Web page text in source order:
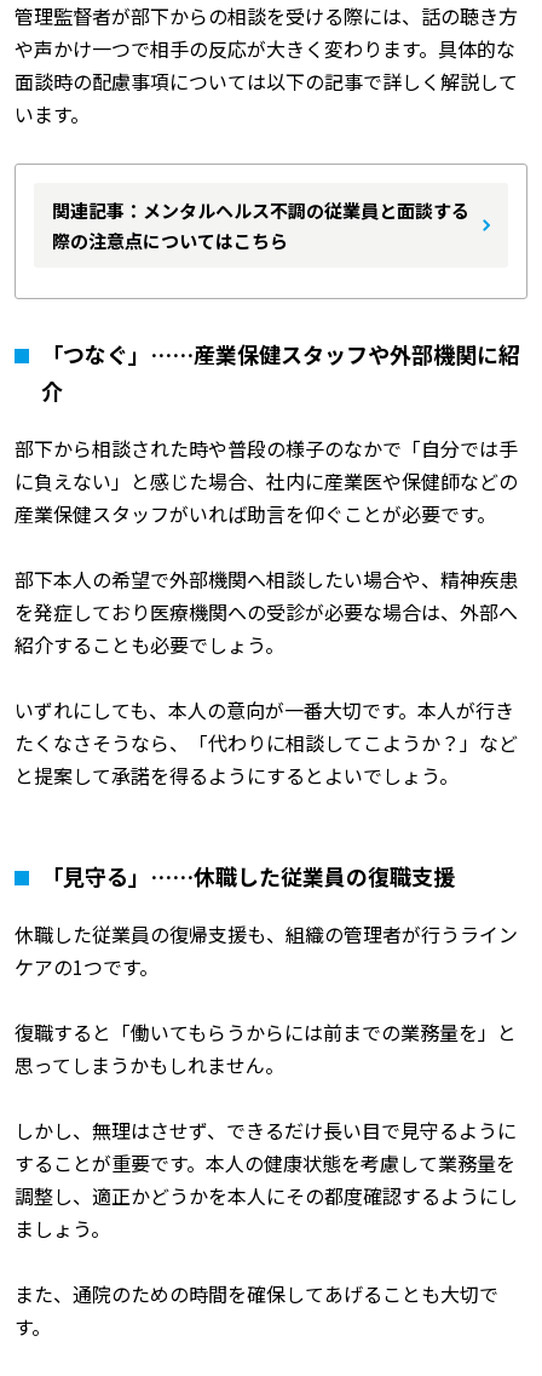
管理監督者が部下からの相談を受ける際には、話の聴き方
や声かけ一つで相手の反応が大きく変わります。具体的な
面談時の配慮事項については以下の記事で詳しく解説して
います。
関連記事：メンタルヘルス不調の従業員と面談する
際の注意点についてはこちら
「つなぐ」……産業保健スタッフや外部機関に紹
介
部下から相談された時や普段の様子のなかで「自分では手
に負えない」と感じた場合、社内に産業医や保健師などの
産業保健スタッフがいれば助言を仰ぐことが必要です。
部下本人の希望で外部機関へ相談したい場合や、精神疾患
を発症しており医療機関への受診が必要な場合は、外部へ
紹介することも必要でしょう。
いずれにしても、本人の意向が一番大切です。本人が行き
たくなさそうなら、「代わりに相談してこようか？」など
と提案して承諾を得るようにするとよいでしょう。
「見守る」……休職した従業員の復職支援
休職した従業員の復帰支援も、組織の管理者が行うライン
ケアの1つです。
復職すると「働いてもらうからには前までの業務量を」と
思ってしまうかもしれません。
しかし、無理はさせず、できるだけ長い目で見守るように
することが重要です。本人の健康状態を考慮して業務量を
調整し、適正かどうかを本人にその都度確認するようにし
ましょう。
また、通院のための時間を確保してあげることも大切で
す。